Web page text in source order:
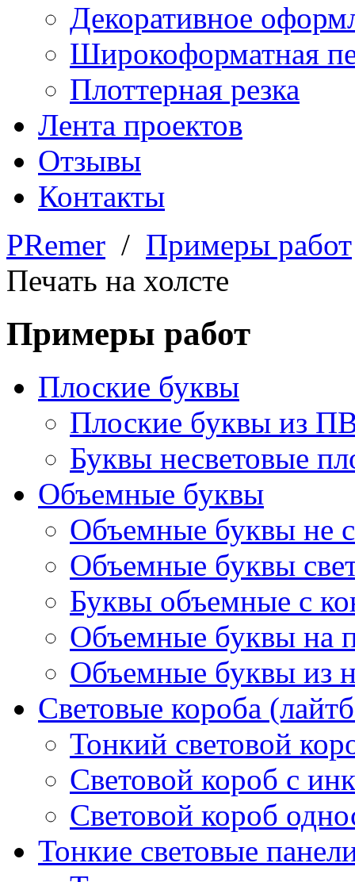
Декоративное
Широкоформатная
Плоттерная резка
Лента проектов
Отзывы
Контакты
PRemer / Примеры работ
Печать на холсте
Примеры работ
Плоские буквы
Плоские буквы из
Буквы несветовые
Объемные буквы
Объемные буквы не
Объемные буквы
Буквы объемные с
Объемные буквы на
Объемные буквы из
Световые короба
Тонкий световой
Световой короб с
Световой короб
Тонкие световые